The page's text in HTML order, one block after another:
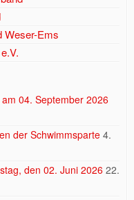
Weser-Ems
04. September 2026
der Schwimmsparte 4.
den 02. Juni 2026 22.